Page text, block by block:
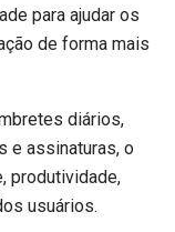
para ajudar os
de forma mais
diários,
e assinaturas, o
produtividade,
usuários.